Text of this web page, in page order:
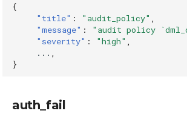
{
"title" : "audit_policy"
"message" :
"audit policy
"severity" : "high"
...
}
auth_fail